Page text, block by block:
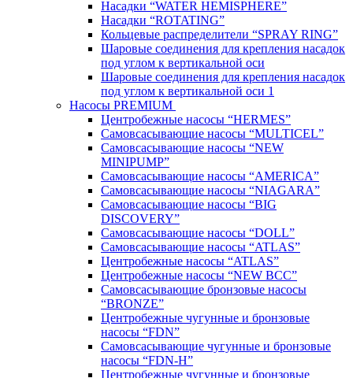
Насадки “WATER HEMISPHERE”
Насадки “ROTATING”
Кольцевые распределители “SPRAY RING”
Шаровые соединения для крепления насадок
под углом к вертикальной оси
Шаровые соединения для крепления насадок
под углом к вертикальной оси 1
Насосы PREMIUM
Центробежные насосы “HERMES”
Самовсасывающие насосы “MULTICEL”
Самовсасывающие насосы “NEW
MINIPUMP”
Самовсасывающие насосы “AMERICA”
Самовсасывающие насосы “NIAGARA”
Самовсасывающие насосы “BIG
DISCOVERY”
Самовсасывающие насосы “DOLL”
Самовсасывающие насосы “ATLAS”
Центробежные насосы “ATLAS”
Центробежные насосы “NEW BCC”
Самовсасывающие бронзовые насосы
“BRONZE”
Центробежные чугунные и бронзовые
насосы “FDN”
Самовсасывающие чугунные и бронзовые
насосы “FDN-Н”
Центробежные чугунные и бронзовые